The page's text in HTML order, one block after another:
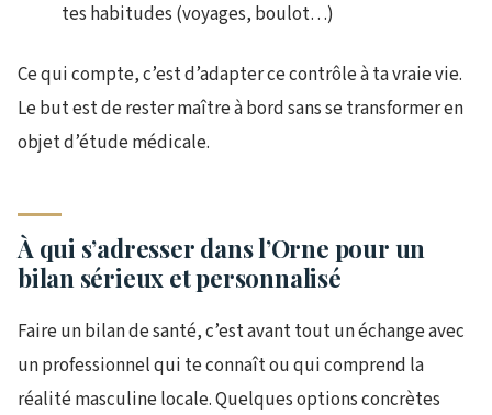
tes habitudes (voyages, boulot…)
Ce qui compte, c’est d’adapter ce contrôle à ta vraie vie.
Le but est de rester maître à bord sans se transformer en
objet d’étude médicale.
À qui s’adresser dans l’Orne pour un
bilan sérieux et personnalisé
Faire un bilan de santé, c’est avant tout un échange avec
un professionnel qui te connaît ou qui comprend la
réalité masculine locale. Quelques options concrètes